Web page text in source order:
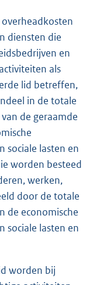
diensten die
en
als
lid betreffen,
in de totale
de geraamde
sociale lasten en
worden besteed
werken,
door de totale
de economische
sociale lasten en
worden bij